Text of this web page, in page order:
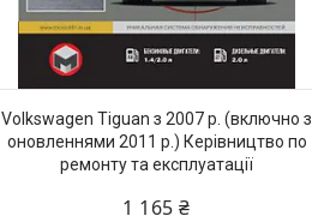
Volkswagen Tiguan з 2007 р. (включно з
оновленнями 2011 р.) Керівництво по
ремонту та експлуатації
1 165 ₴